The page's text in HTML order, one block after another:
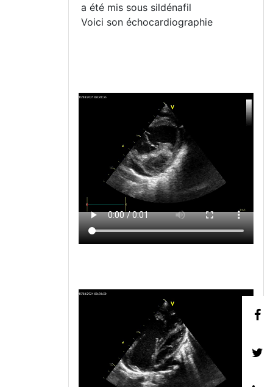
a été mis sous sildénafil
Voici son échocardiographie